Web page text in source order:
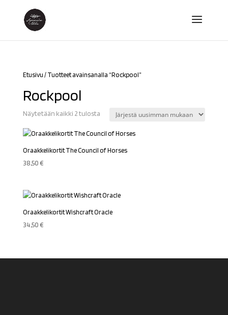
Etusivu / Tuotteet avainsanalla “Rockpool”
Rockpool
Näytetään kaikki 2 tulostaSorted
latest
Oraakkelikortit The Council of Horses
38,50€
Oraakkelikortit Wishcraft Oracle
34,50€